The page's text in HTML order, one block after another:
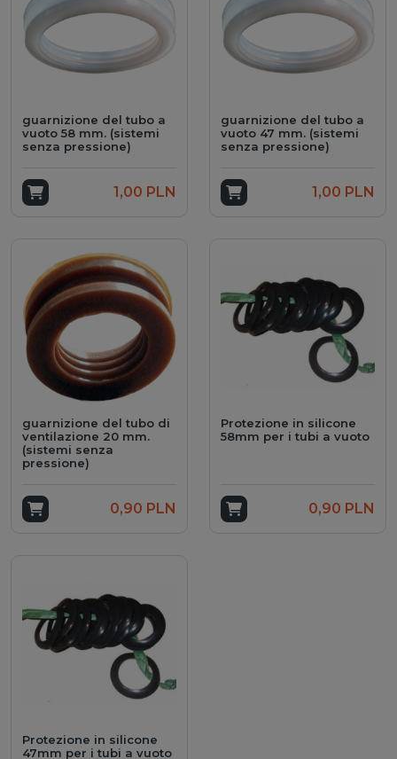
guarnizione del tubo a
vuoto 58 mm. (sistemi
senza pressione)
Add to cart1,00 PLN
guarnizione del tubo a
vuoto 47 mm. (sistemi
senza pressione)
Add to cart1,00 PLN
guarnizione del tubo di
ventilazione 20 mm.
(sistemi senza
pressione)
Add to cart0,90 PLN
Protezione in silicone
58mm per i tubi a vuoto
Add to cart0,90 PLN
Protezione in silicone
47mm per i tubi a vuoto